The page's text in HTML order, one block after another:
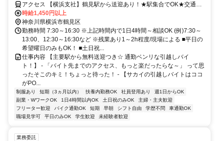
アクセス 【横浜支社】鶴見駅から送迎あり！★駅集合でOK★交通費
規定支給あり★
時給1,450円以上
神奈川県横浜市鶴見区
勤務時間 7:30～16:30 ※上記時間内で1日4時間～相談OK (例)7:30～
13:00、12:30～16:30など ※残業あり1～2h程度/現場による ■平日の
希望曜日のみもOK！ ■土日祝...
仕事内容 【主要駅から無料送迎つき☆ 通勤ベンリな引越しバイ
ト！】 - 「バイト先までのアクセス、もっと楽だったらな～」 って思
ったそこのキミ！ちょっと待った！ - 【サカイの引越しバイトはココ
がPO...
制服あり 短期（3ヵ月以内） 扶養内勤務OK 社員登用あり
週1日からOK
副業・WワークOK
1日4時間以内OK 土日祝のみOK
主婦・主夫歓迎
フリーター歓迎
バイク通勤OK 短期 早朝 シフト自由 学歴不問
車通勤OK
職場見学可
平日のみOK 学生歓迎 未経験者歓迎
業務委託